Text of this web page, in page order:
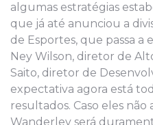
algumas estratégias
que já até anunciou a
de Esportes, que passa a
Ney Wilson, diretor de
Saito, diretor de
expectativa agora está
resultados. Caso eles
Wanderley será